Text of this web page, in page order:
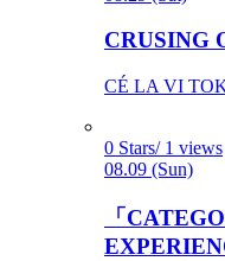
CRUSING
CÉ LA VI
0 Stars/ 1 views
08.09 (Sun)
「